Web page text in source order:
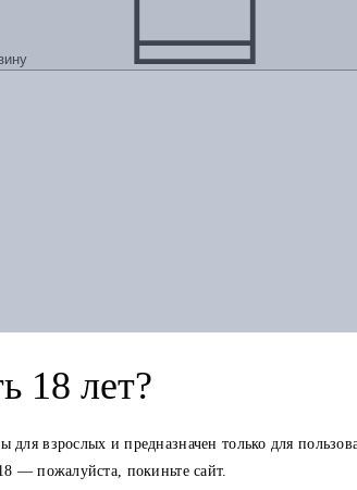
18 лет?
для взрослых и предназначен только для
— пожалуйста, покиньте сайт.